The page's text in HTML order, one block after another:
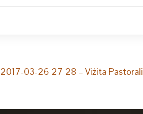
2017-03-26 27 28 – Viżita Pastorali